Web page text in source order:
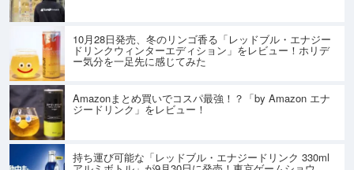
10月28日発売、冬のリンゴ香る「レッドブル・エナジー
ドリンクウィンターエディション」をレビュー！ホリデ
ー気分を一足先に感じてみた
Amazonまとめ買いでコスパ最強！？「by Amazon エナ
ジードリンク」をレビュー！
持ち運び可能な「レッドブル・エナジードリンク 330ml